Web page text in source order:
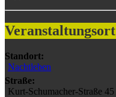
Veranstaltungsort
Standort:
Nachtleben
Straße:
Kurt-Schumacher-Straße 45